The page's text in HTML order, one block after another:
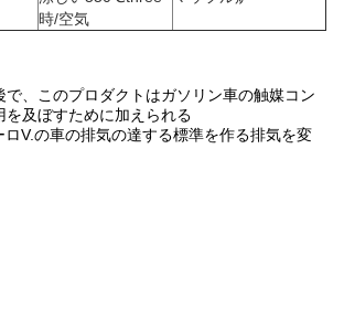
時/空気
で、このプロダクトはガソリン車の触媒コン
を及ぼすために加えられる
V.の車の排気の達する標準を作る排気を変